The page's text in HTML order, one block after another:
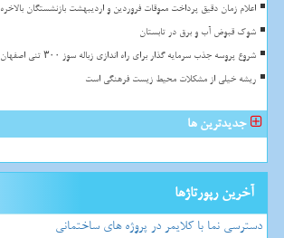
اعلام زمان دقیق پرداخت معوقات فروردین و اردیبهشت بازنشستگان بالاخره
شوک قبوض آب و برق در تابستان
شروع پروسه جذب سرمایه گذار برای راه اندازی زباله سوز ۳۰۰ تنی اصفهان
ریشه خیلی از مشکلات محیط زیست فرهنگی است
جدیدترین ها
آخرین رپورتاژها
دسترسی نما با کلایمر در پروژه های ساختمانی